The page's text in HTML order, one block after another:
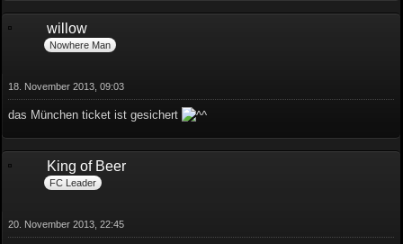
willow
Nowhere Man
18. November 2013, 09:03
das München ticket ist gesichert
King of Beer
FC Leader
20. November 2013, 22:45